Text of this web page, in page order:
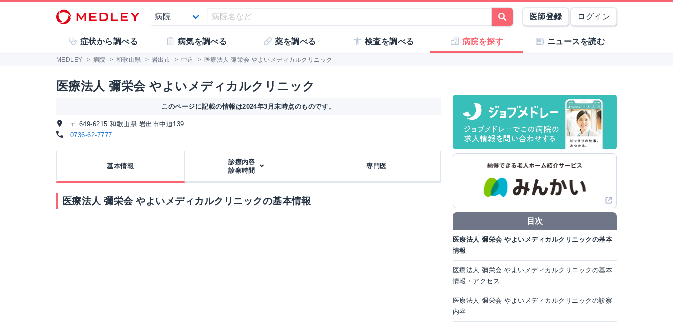
医師登録 ログイン
症状から調べる 病気を調べる 薬を調べる 検査を調べる 病院を探す ニュースを読む
MEDLEY > 病院 > 和歌山県 > 岩出市 > 中迫 > 医療法人 彌栄会 やよいメディカルクリニック
医療法人 彌栄会 やよいメディカルクリニック
このページに記載の情報は2024年3月末時点のものです。
〒 649-6215 和歌山県 岩出市中迫139
0736-62-7777
基本情報
診療内容
診察時間
専門医
医療法人 彌栄会 やよいメディカルクリニックの基本情報
目次
医療法人 彌栄会 やよいメディカルクリニックの基本
情報
医療法人 彌栄会 やよいメディカルクリニックの基本
情報・アクセス
医療法人 彌栄会 やよいメディカルクリニックの診察
内容